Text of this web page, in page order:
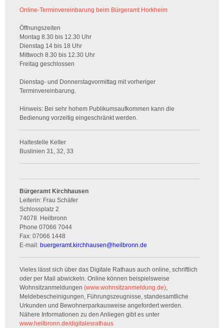
Online-Terminvereinbarung beim Bürgeramt Horkheim
Öffnungszeiten
Montag 8.30 bis 12.30 Uhr
Dienstag 14 bis 18 Uhr
Mittwoch 8.30 bis 12.30 Uhr
Freitag geschlossen
Dienstag- und Donnerstagvormittag mit vorheriger
Terminvereinbarung.
Hinweis: Bei sehr hohem Publikumsaufkommen kann die
Bedienung vorzeitig eingeschränkt werden.
Haltestelle Kelter
Buslinien 31, 32, 33
Bürgeramt Kirchhausen
Leiterin: Frau Schäfer
Schlossplatz 2
74078
Heilbronn
Phone 07066 7044
Fax: 07066 1448
E-mail: buergeramt.kirchhausen@heilbronn.de
Vieles lässt sich über das Digitale Rathaus auch online, schriftlich
oder per Mail abwickeln. Online können beispielsweise
Wohnsitzanmeldungen (www.wohnsitzanmeldung.de),
Meldebescheinigungen, Führungszeugnisse, standesamtliche
Urkunden und Bewohnerparkausweise angefordert werden.
Nähere Informationen zu den Anliegen gibt es unter
www.heilbronn.de/digitalesrathaus